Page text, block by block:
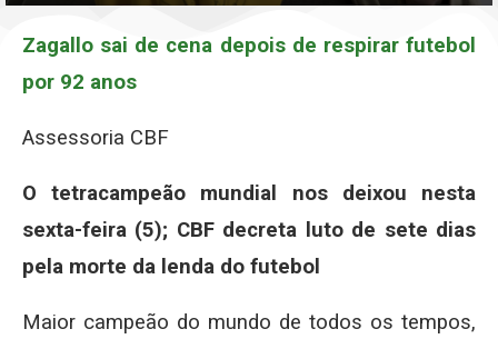
Zagallo sai de cena depois de respirar futebol
por 92 anos
Assessoria CBF
O tetracampeão mundial nos deixou nesta
sexta-feira (5); CBF decreta luto de sete dias
pela morte da lenda do futebol
Maior campeão do mundo de todos os tempos,